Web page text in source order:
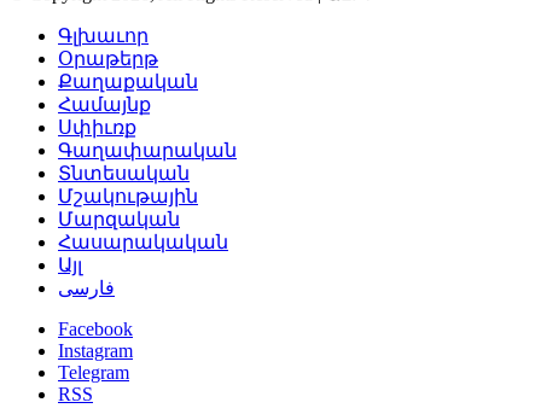
Գլխաւոր
Օրաթերթ
Քաղաքական
Համայնք
Սփիւռք
Գաղափարական
Տնտեսական
Մշակութային
Մարզական
Հասարակական
Այլ
فارسی
Facebook
Instagram
Telegram
RSS